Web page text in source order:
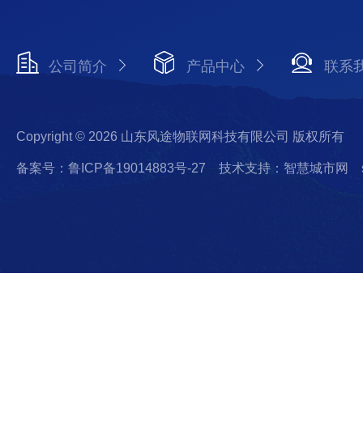
公司简介 产品中心 联系
Copyright © 2026 山东风途物联网科技有限公司 版权所有
备案号：鲁ICP备19014883号-27 技术支持：智慧城市网